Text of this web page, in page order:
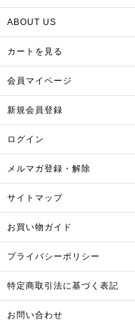
ABOUT US
カートを見る
会員マイページ
新規会員登録
ログイン
メルマガ登録・解除
サイトマップ
お買い物ガイド
プライバシーポリシー
特定商取引法に基づく表記
お問い合わせ